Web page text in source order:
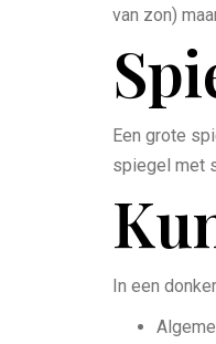
van zon)
Een grote
spiegel met
In een